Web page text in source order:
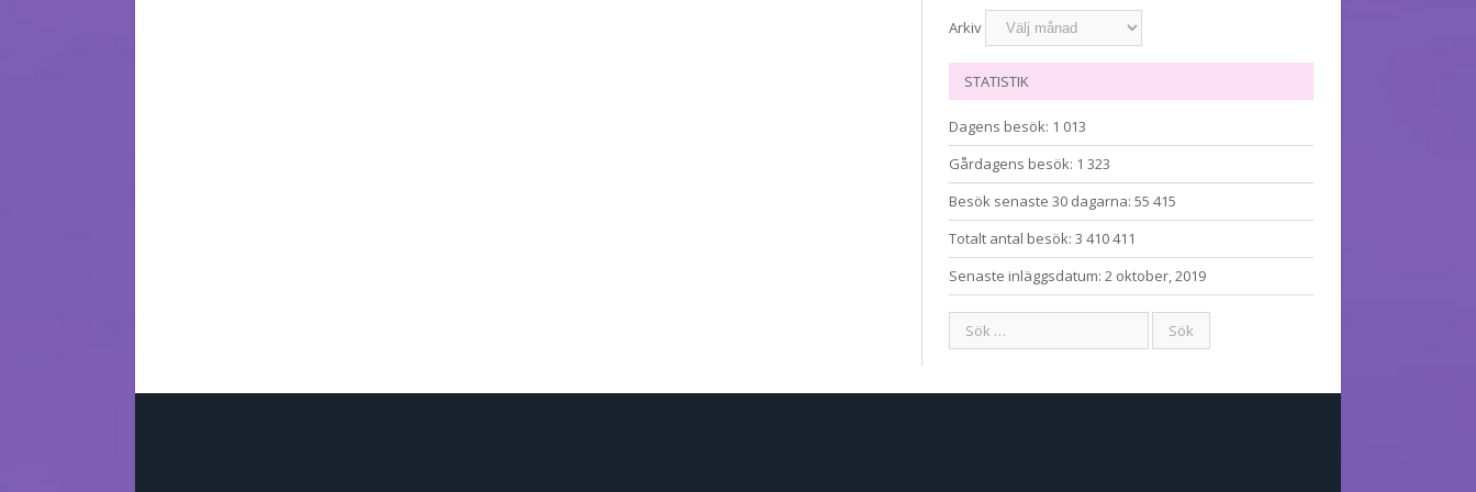
Arkiv
STATISTIK
Dagens besök: 1 013
Gårdagens besök: 1 323
Besök senaste 30 dagarna:55 415
Totalt antal besök:3 410 411
Senaste inläggsdatum:2 oktober, 2019